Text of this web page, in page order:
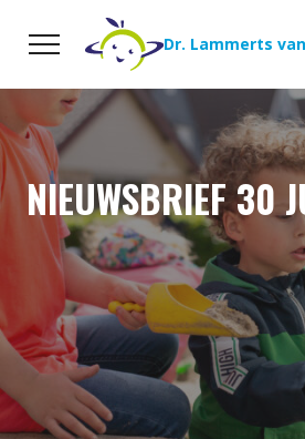
Naar de inhoud
Dr. Lammerts
NIEUWSBRIEF 30